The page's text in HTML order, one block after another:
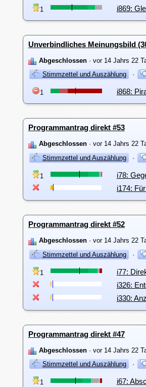
1 i869:
Unverbindliches Meinungsbild
Abgeschlossen· vor 14 Jahrs 22
Stimmzettel und Auszählung
·
1 i868:
Programmantrag direkt #53
Abgeschlossen· vor 14 Jahrs 22
Stimmzettel und Auszählung
·
1
i78:
i174:
Programmantrag direkt #52
Abgeschlossen· vor 14 Jahrs 22
Stimmzettel und Auszählung
·
1
i77:
i326:
i330:
Programmantrag direkt #47
Abgeschlossen· vor 14 Jahrs 22
Stimmzettel und Auszählung
·
1 i67: